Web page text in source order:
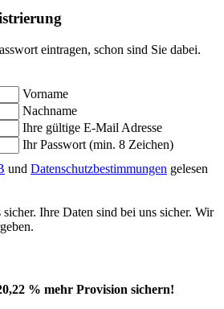
eintragen, schon sind Sie dabei.
Vorname
Nachname
Ihre gültige E-Mail Adresse
Ihr Passwort (min. 8 Zeichen)
und Datenschutzbestimmungen gelesen
Ihre Daten sind bei uns sicher. Wir
% mehr Provision sichern!